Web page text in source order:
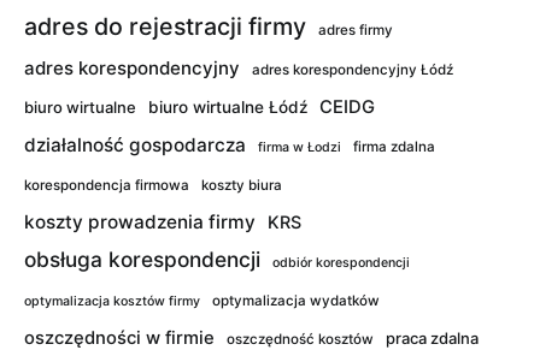
adres do rejestracji firmy adres firmy
adres korespondencyjny adres korespondencyjny Łódź
biuro wirtualne biuro wirtualne Łódź CEIDG
działalność gospodarcza firma w Łodzi firma zdalna
korespondencja firmowa koszty biura
koszty prowadzenia firmy KRS
obsługa korespondencji odbiór korespondencji
optymalizacja kosztów firmy optymalizacja wydatków
oszczędności w firmie oszczędność kosztów praca zdalna